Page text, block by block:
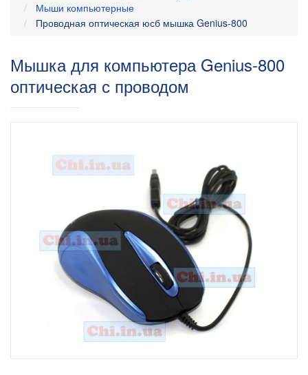
Мыши компьютерные
Проводная оптическая юсб мышка Genius-800
Мышка для компьютера Genius-800
оптическая с проводом